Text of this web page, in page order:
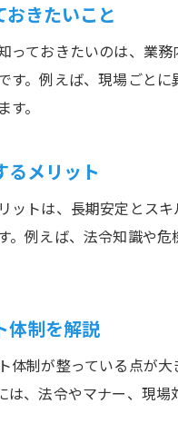
きたいこと
っておきたいのは、業
。例えば、現場ごと
。
るメリット
ットは、長期安定とス
。例えば、法令知識や
体制を解説
体制が整っている点が
は、法令やマナー、現